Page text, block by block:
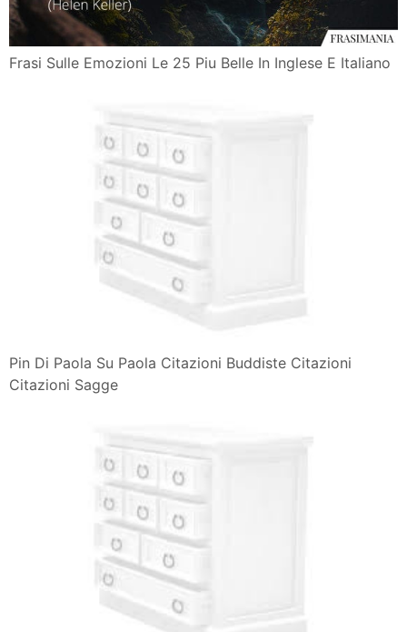
Frasi Sulle Emozioni Le 25 Piu Belle In Inglese E Italiano
Pin Di Paola Su Paola Citazioni Buddiste Citazioni
Citazioni Sagge